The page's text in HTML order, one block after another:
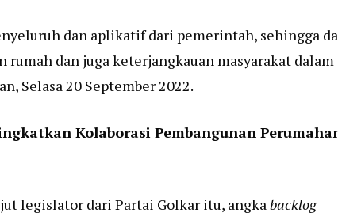
dan aplikatif dari pemerintah, sehingga
dan juga keterjangkauan masyarakat dalam
Selasa 20 September 2022.
Kolaborasi Pembangunan
legislator dari Partai Golkar itu, angkabacklog